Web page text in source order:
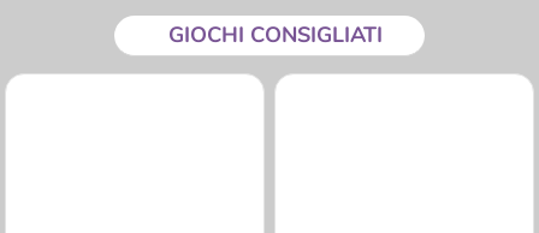
GIOCHI CONSIGLIATI